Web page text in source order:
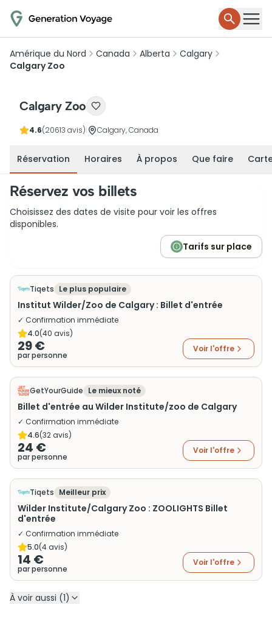
Amérique du Nord Canada Alberta
Calgary
Calgary Zoo
Calgary Zoo
4.6(20613 avis) Calgary, Canada
Réservation Horaires À propos Que faire
Réservez vos billets
Choisissez des dates de visite pour voir les offres
disponibles.
Tarifs sur place
Tiqets Le plus populaire
Institut Wilder/Zoo de Calgary : Billet d'entrée
✓ Confirmation immédiate
4.0(40 avis)
29 €
par personne
Voir l'offre
GetYourGuide Le mieux noté
Billet d'entrée au Wilder Institute/zoo de Calgary
✓ Confirmation immédiate
4.6(32avis)
24 €
par personne
Voir l'offre
Tiqets Meilleur prix
Wilder Institute/Calgary Zoo : ZOOLIGHTS Billet
d'entrée
✓ Confirmation immédiate
5.0(4avis)
14 €
par personne
Voir l'offre
À voir aussi (1)